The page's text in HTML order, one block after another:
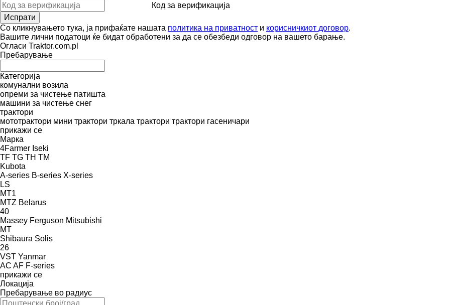
Код за верификација
Со кликнувањето тука, ја прифаќате нашата политика на приватност и корисничкиот договор.
Вашите лични податоци ќе бидат обработени за да се обезбеди одговор на вашето барање.
Огласи Traktor.com.pl
Пребарување
Категорија
комунални возила
опреми за чистење патишта
машини за чистење снег
трактори
мототрактори мини трактори тркала трактори трактори гасеничари
прикажи се
Марка
4Farmer Iseki
TF TG TH TM
Kubota
A-series B-series X-series
LS
MT1
MTZ Belarus
40
Massey Ferguson Mitsubishi
MT
Shibaura Solis
26
VST Yanmar
AC AF F-series
прикажи се
Локација
Пребарување во радиус